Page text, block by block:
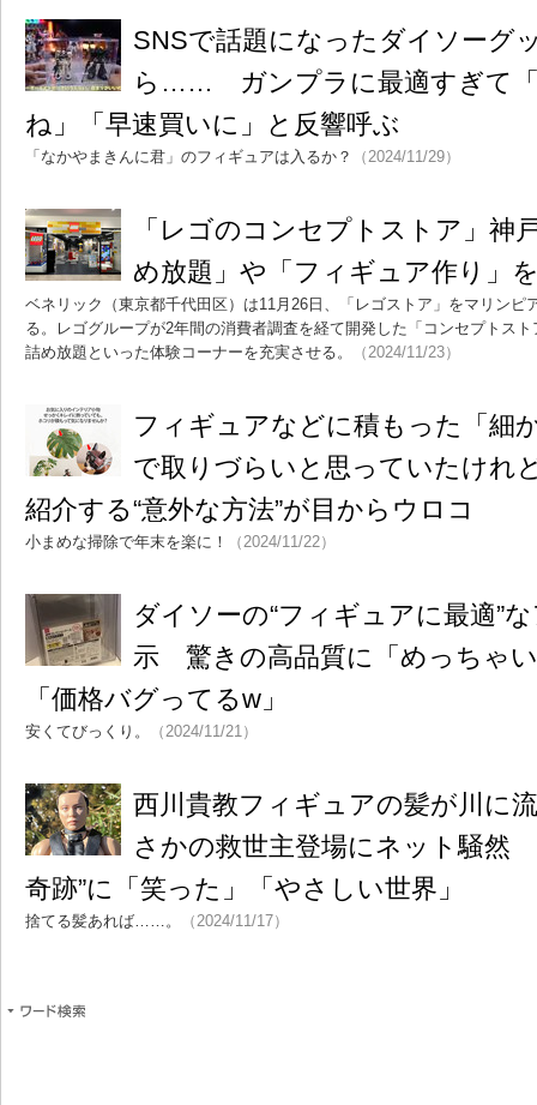
SNSで話題になったダイソーグ
ら…… ガンプラに最適すぎて
ね」「早速買いに」と反響呼ぶ
「なかやまきんに君」のフィギュアは入るか？ （2024/11/29）
「レゴのコンセプトストア」
め放題」や「フィギュア作り」
ベネリック（東京都千代田区）は11月26日、「レゴストア」をマリンピ
る。レゴグループが2年間の消費者調査を経て開発した「コンセプトス
詰め放題といった体験コーナーを充実させる。
（2024/11/23）
フィギュアなどに積もった「細
で取りづらいと思っていたけ
紹介する“意外な方法”が目からウロコ
小まめな掃除で年末を楽に！ （2024/11/22）
ダイソーの“フィギュアに最適”
示 驚きの高品質に「めっちゃ
「価格バグってるw」
安くてびっくり。 （2024/11/21）
西川貴教フィギュアの髪が川
さかの救世主登場にネット騒然
奇跡”に「笑った」「やさしい世界」
捨てる髪あれば……。 （2024/11/17）